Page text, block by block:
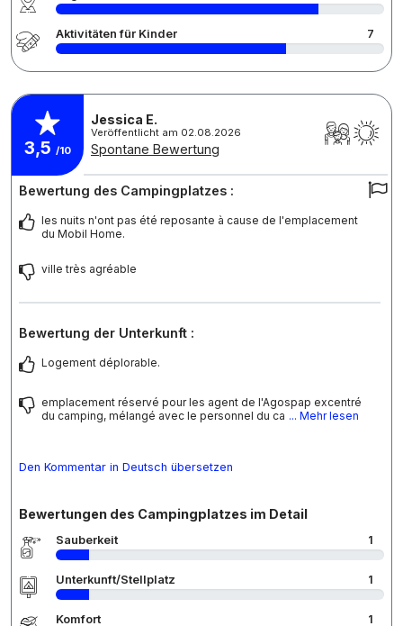
Aktivitäten für Kinder 7
3,5 /10
Jessica E.
Veröffentlicht am 02.08.2026
Spontane Bewertung
Bewertung des Campingplatzes :
les nuits n'ont pas été reposante à cause de l'emplacement
du Mobil Home.
ville très agréable
Bewertung der Unterkunft :
Logement déplorable.
emplacement réservé pour les agent de l'Agospap excentré
du camping, mélangé avec le personnel du ca ... Mehr lesen
Den Kommentar in Deutsch übersetzen
Bewertungen des Campingplatzes im Detail
Sauberkeit 1
Unterkunft/Stellplatz 1
Komfort 1